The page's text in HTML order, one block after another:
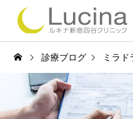
診療ブログ ミラド